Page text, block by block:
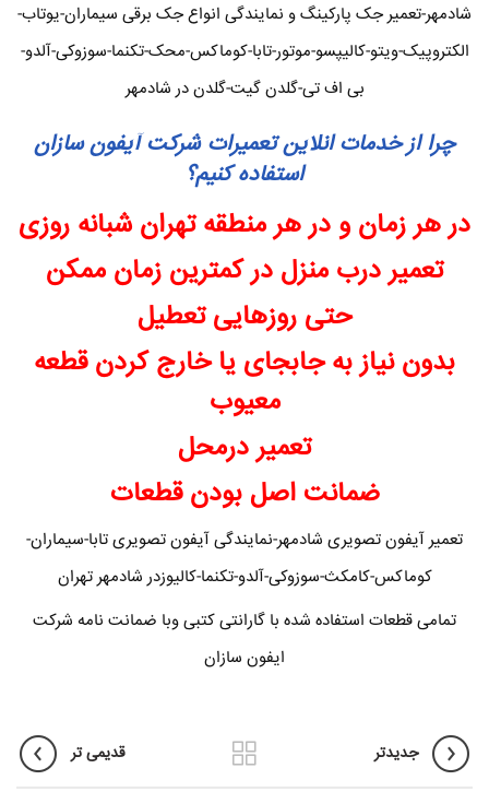
شادمهر-تعمیر جک پارکینگ و نمایندگی انواع جک برقی سیماران-یوتاب-
الکتروپیک-ویتو-کالیپسو-موتور-تابا-کوماکس-محک-تکنما-سوزوکی-آلدو-
بی اف تی-گلدن گیت-گلدن در شادمهر
چرا از خدمات انلاین تعمیرات شرکت آیفون سازان
استفاده کنیم؟
در هر زمان و در هر منطقه تهران شبانه روزی
تعمیر درب منزل در کمترین زمان ممکن
حتی روزهایی تعطیل
بدون نیاز به جابجای یا خارج کردن قطعه
معیوب
تعمیر درمحل
ضمانت اصل بودن قطعات
تعمیر آیفون تصویری شادمهر-نمایندگی آیفون تصویری تابا-سیماران-
کوماکس-کامکث-سوزوکی-آلدو-تکنما-کالیوزدر شادمهر تهران
تمامی قطعات استفاده شده با گارانتی کتبی وبا ضمانت نامه شرکت
ایفون سازان
جدیدتر قدیمی تر